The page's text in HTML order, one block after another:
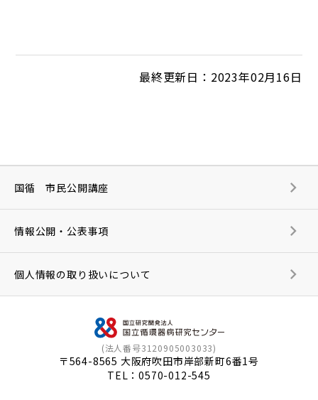
最終更新日：2023年02月16日
(法人番号3120905003033)
〒564-8565 大阪府吹田市岸部新町6番1号
TEL：0570-012-545
国循 市民公開講座
情報公開・公表事項
個人情報の取り扱いについて